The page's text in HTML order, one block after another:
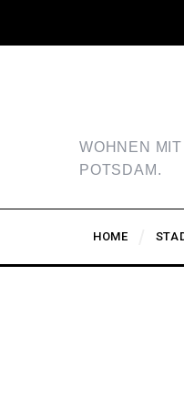
WOHNEN
POTSDAM.
HOME